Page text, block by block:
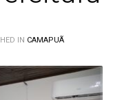
IN CAMAPUÃ